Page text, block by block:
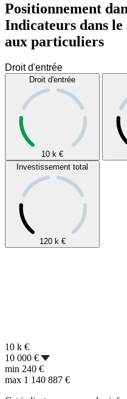
Positionnement
Indicateurs dans le
aux particuliers
Droit d'entrée
10 k €
Investissement total
120 k €
10 k €
10 000 €
min 240 €
max 1 140 887 €